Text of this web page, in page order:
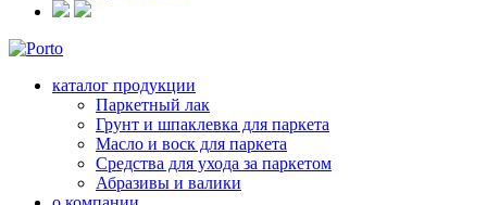
каталог продукции
Паркетный лак
Грунт и шпаклевка для паркета
Масло и воск для паркета
Средства для ухода за паркетом
Абразивы и валики